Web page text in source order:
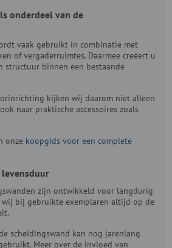
onderdeel van de
vaak gebruikt in combinatie met
of vergaderruimtes. Daarmee creëert u
structuur binnen een bestaande
kijken wij daarom niet alleen
naar praktische accessoires zoals
onze koopgids voor een complete
zijn ontwikkeld voor langdurig
wij bij gebruikte exemplaren altijd op de
scheidingswand kan nog jarenlang
Meer over de invloed van